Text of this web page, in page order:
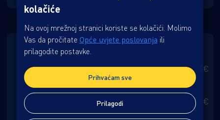
PRIVATNA PROJEKCIJA ZA MAX 45 OSOBA
SRI, PET, PRAZNIK 337,50 €
16:55h
SUB, NED, PRAZNIK 382,50 €
11:00h, 13:00h, 15:00h
kolačiće
Na ovoj mrežnoj stranici koriste se kolačići. Molimo
Vas da pročitate Opće uvjete poslovanja ili
prilagodite postavke.
Prilagodi
Prihvaćam sve